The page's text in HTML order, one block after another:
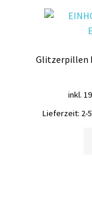
Glitzerpillen
inkl.
Lieferzeit: 2-